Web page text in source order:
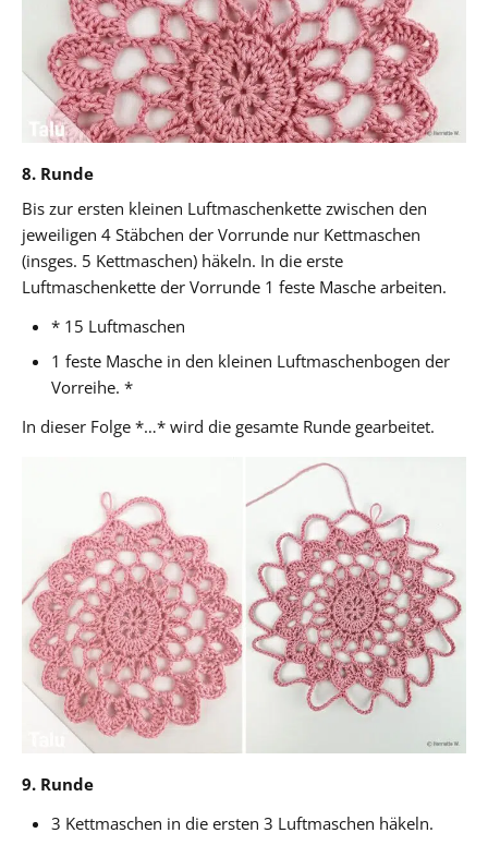
8. Runde
Bis zur ersten kleinen Luftmaschenkette zwischen den
jeweiligen 4 Stäbchen der Vorrunde nur Kettmaschen
(insges. 5 Kettmaschen) häkeln. In die erste
Luftmaschenkette der Vorrunde 1 feste Masche arbeiten.
* 15 Luftmaschen
1 feste Masche in den kleinen Luftmaschenbogen der
Vorreihe. *
In dieser Folge *…* wird die gesamte Runde gearbeitet.
9. Runde
3 Kettmaschen in die ersten 3 Luftmaschen häkeln.